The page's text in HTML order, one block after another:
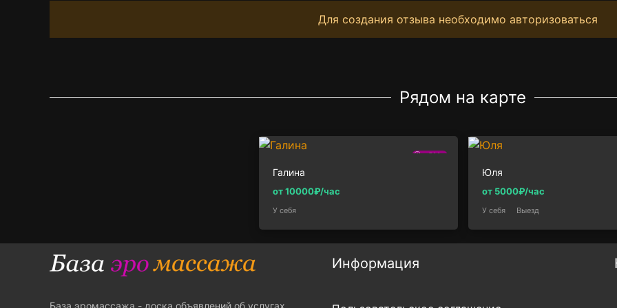
Для создания отзыва необходимо авторизоваться
Рядом на карте
500м
Галина
от 10000₽/час
У себя
Юля
от 5000₽/час
У себя Выезд
Информация